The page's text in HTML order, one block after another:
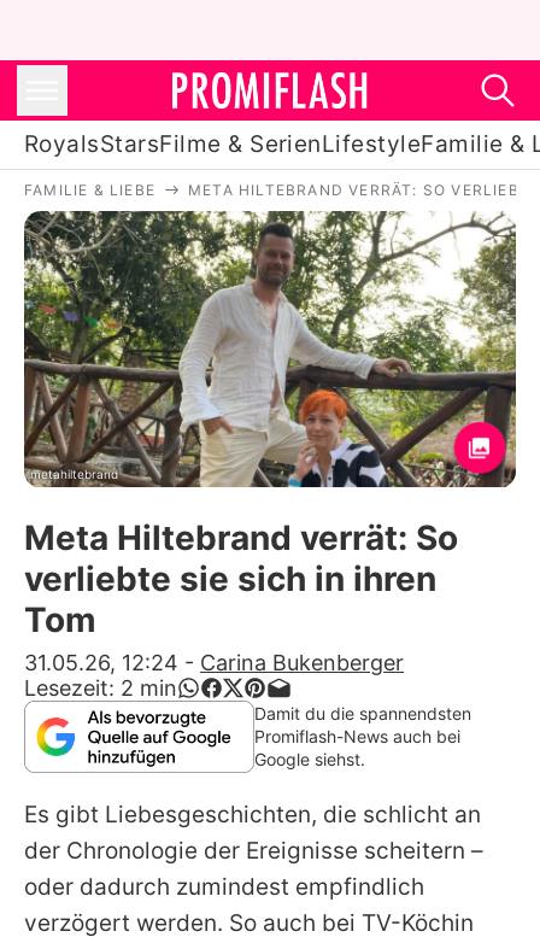
RoyalsStarsFilme & SerienLifestyleFamilie &
Royals
Stars
Filme & Serien
Lifestyle
Familie & Liebe
Promiflash Exklusiv
Alle Themen auf Promiflash
App runterladen
Team
Redaktionelle Richtlinien
Impressum
Datenschutzerklärung
Nutzungsbedingungen
FAMILIE & LIEBE META HILTEBRAND VERRÄT: SO
metahiltebrand
Meta Hiltebrand verrät: So
verliebte sie sich in ihren
Tom
31.05.26, 12:24 - Carina Bukenberger
Lesezeit: 2 min
Damit du die spannendsten
Promiflash-News auch bei
Google siehst.
Es gibt Liebesgeschichten, die schlicht an
der Chronologie der Ereignisse scheitern –
oder dadurch zumindest empfindlich
verzögert werden. So auch bei TV-Köchin